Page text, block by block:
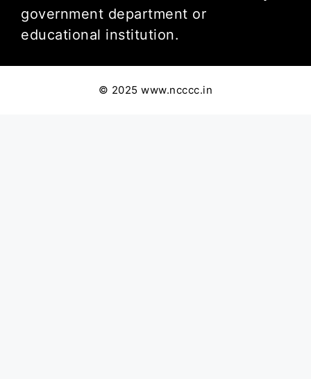
government department or
educational institution.
© 2025 www.ncccc.in